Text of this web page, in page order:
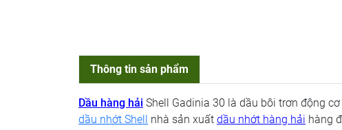
Thông tin sản phẩm
Dầu hàng hải Shell Gadinia 30 là dầu bôi trơn động
dầu nhớt Shell nhà sản xuất dầu nhớt hàng hải hàng